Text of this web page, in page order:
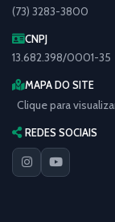
(73) 3283-3800
CNPJ
13.682.398/0001-35
MAPA DO SITE
Clique para
REDES SOCIAIS